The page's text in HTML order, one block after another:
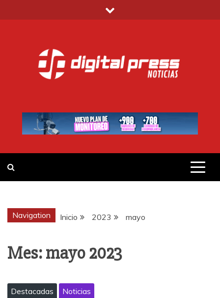
al
DIGITAL PRESS
Navigation Inicio 2023 mayo
Mes:mayo 2023
Destacadas Noticias